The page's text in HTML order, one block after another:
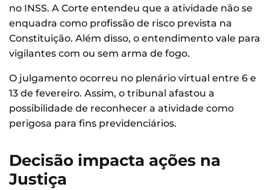
no INSS. A Corte entendeu que a atividade não se
enquadra como profissão de risco prevista na
Constituição. Além disso, o entendimento vale para
vigilantes com ou sem arma de fogo.
O julgamento ocorreu no plenário virtual entre 6 e
13 de fevereiro. Assim, o tribunal afastou a
possibilidade de reconhecer a atividade como
perigosa para fins previdenciários.
Decisão impacta ações na
Justiça